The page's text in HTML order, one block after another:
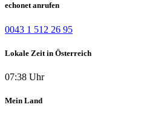
echonet anrufen
0043 1 512 26 95
Lokale Zeit in Österreich
07:38 Uhr
Mein Land